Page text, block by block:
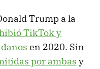
Trump a la
TikTok y
en 2020. Sin
por ambas y